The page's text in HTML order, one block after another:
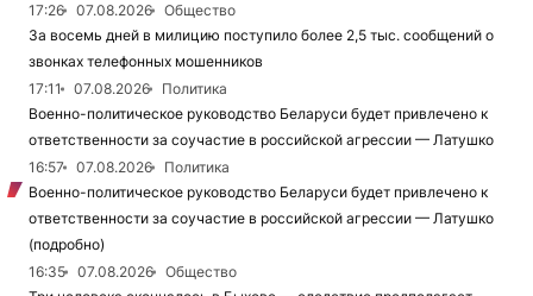
17:26
07.08.2026
Общество
За восемь дней в милицию поступило более 2,5 тыс. сообщений о
звонках телефонных мошенников
17:11
07.08.2026
Политика
Военно-политическое руководство Беларуси будет привлечено к
ответственности за соучастие в российской агрессии — Латушко
16:57
07.08.2026
Политика
Военно-политическое руководство Беларуси будет привлечено к
ответственности за соучастие в российской агрессии — Латушко
(подробно)
16:35
07.08.2026
Общество